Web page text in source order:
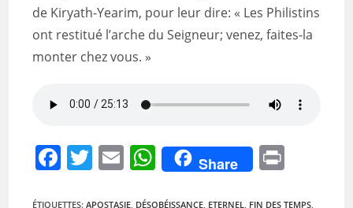
de Kiryath-Yearim, pour leur dire: « Les Philistins
ont restitué l’arche du Seigneur; venez, faites-la
monter chez vous. »
F T E W
h
Share
ÉTIQUETTES:APOSTASIE DÉSOBÉISSANCE ETERNEL FIN DES TEMPS